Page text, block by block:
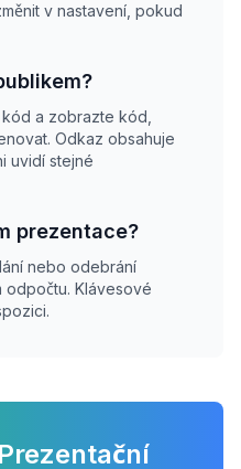
v nastavení, pokud
a zobrazte kód,
Odkaz obsahuje
uvidí stejné
prezentace?
nebo odebrání
odpočtu. Klávesové